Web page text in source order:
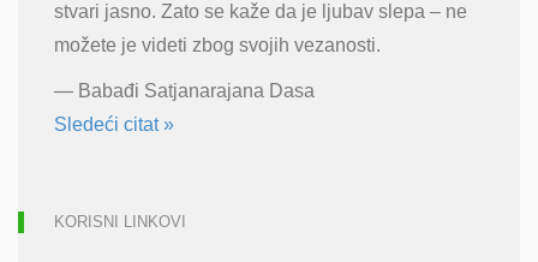
stvari jasno. Zato se kaže da je ljubav slepa – ne
možete je videti zbog svojih vezanosti.
— Babađi Satjanarajana Dasa
Sledeći citat »
KORISNI LINKOVI